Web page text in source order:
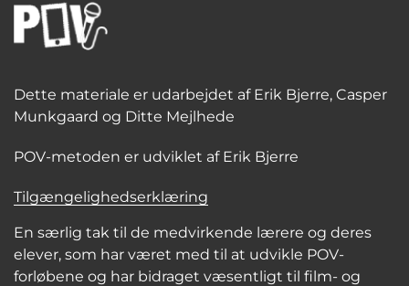
Dette materiale er udarbejdet af Erik Bjerre, Casper
Munkgaard og Ditte Mejlhede
POV-metoden er udviklet af Erik Bjerre
Tilgængelighedserklæring
En særlig tak til de medvirkende lærere og deres
elever, som har været med til at udvikle POV-
forløbene og har bidraget væsentligt til film- og